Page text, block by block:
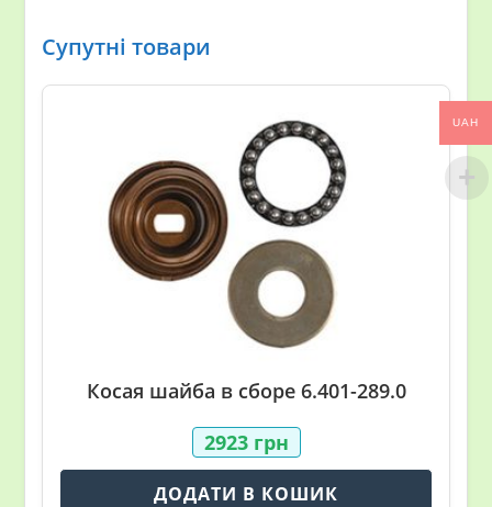
Супутні товари
Косая шайба в сборе 6.401-289.0
2923 грн
ДОДАТИ В КОШИК
UAH